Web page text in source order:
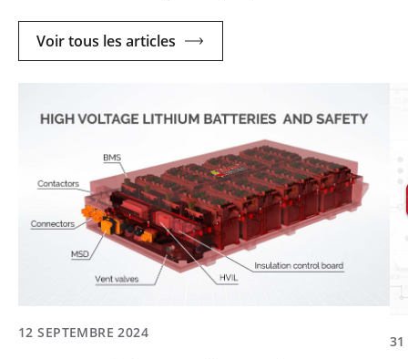
Voir tous les articles
12 SEPTEMBRE 2024
31